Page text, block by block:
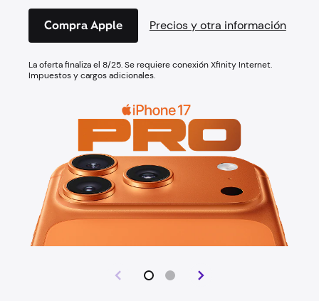
Compra Apple Precios y otra información
La oferta finaliza el 8/25. Se requiere conexión Xfinity Internet.
Impuestos y cargos adicionales.